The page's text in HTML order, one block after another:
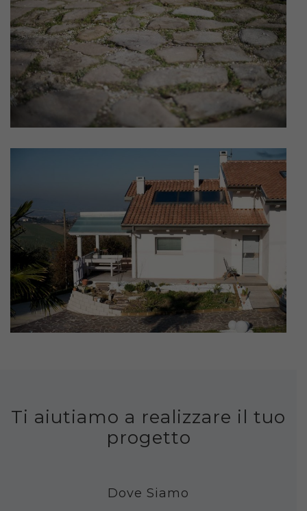
Ti aiutiamo a realizzare il tuo
progetto
Dove Siamo